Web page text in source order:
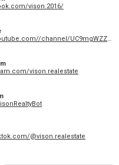
vison.2016/
https://www.youtube.com//channel/UC9mgWZZTRXMxEPtb_yu1Klw
vison.realestate
@vison.realestate